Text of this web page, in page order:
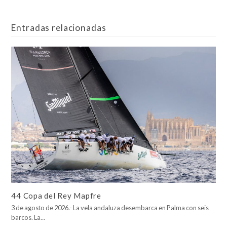
Entradas relacionadas
44 Copa del Rey Mapfre
3 de agosto de 2026.- La vela andaluza desembarca en Palma con seis
barcos. La…